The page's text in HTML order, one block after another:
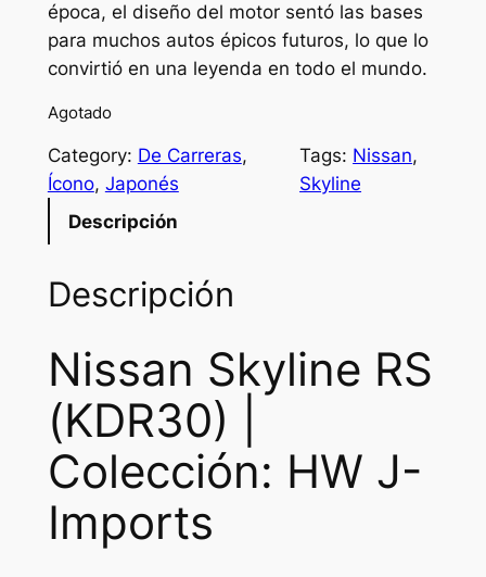
época, el diseño del motor sentó las bases
para muchos autos épicos futuros, lo que lo
convirtió en una leyenda en todo el mundo.
Agotado
Category: De Carreras
Ícono, Japonés
Tags: Nissan
Skyline
Descripción
Descripción
Nissan Skyline RS
(KDR30) |
Colección: HW J-
Imports